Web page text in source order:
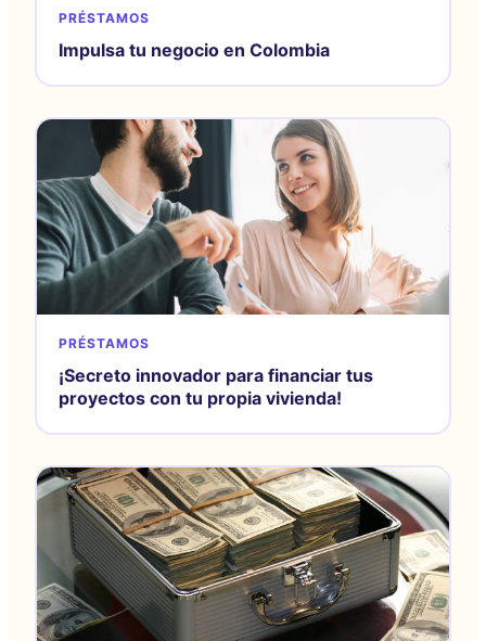
PRÉSTAMOS
Impulsa tu negocio en Colombia
PRÉSTAMOS
¡Secreto innovador para financiar tus
proyectos con tu propia vivienda!